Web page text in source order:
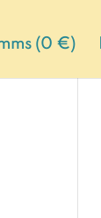
(0 €)